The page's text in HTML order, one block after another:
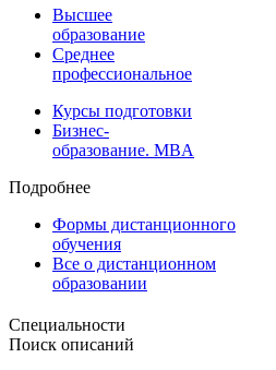
Высшее
образование
Среднее
профессиональное
Курсы подготовки
Бизнес-
образование. MBA
Подробнее
Формы дистанционного
обучения
Все о дистанционном
образовании
Специальности
Поиск описаний